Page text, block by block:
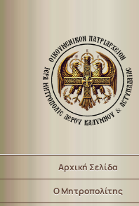
Αρχική Σελίδα
Ο Μητροπολίτης